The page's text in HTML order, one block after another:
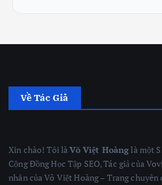
Về Tác Giả
Xin chào! Tôi làVõ Việt Hoànglà một
Cộng Đồng Học Tập SEO, Tác giả của
nhân của Võ Việt Hoàng – Trang chuyên